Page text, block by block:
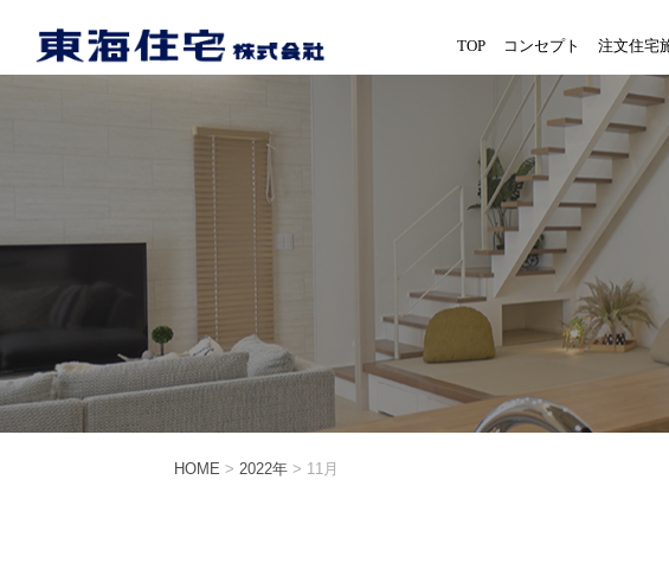
TOP コンセプト 注文住宅
HOME > 2022年 > 11月